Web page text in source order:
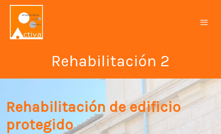
Rehabilitación 2
Rehabilitación de edificio
protegido